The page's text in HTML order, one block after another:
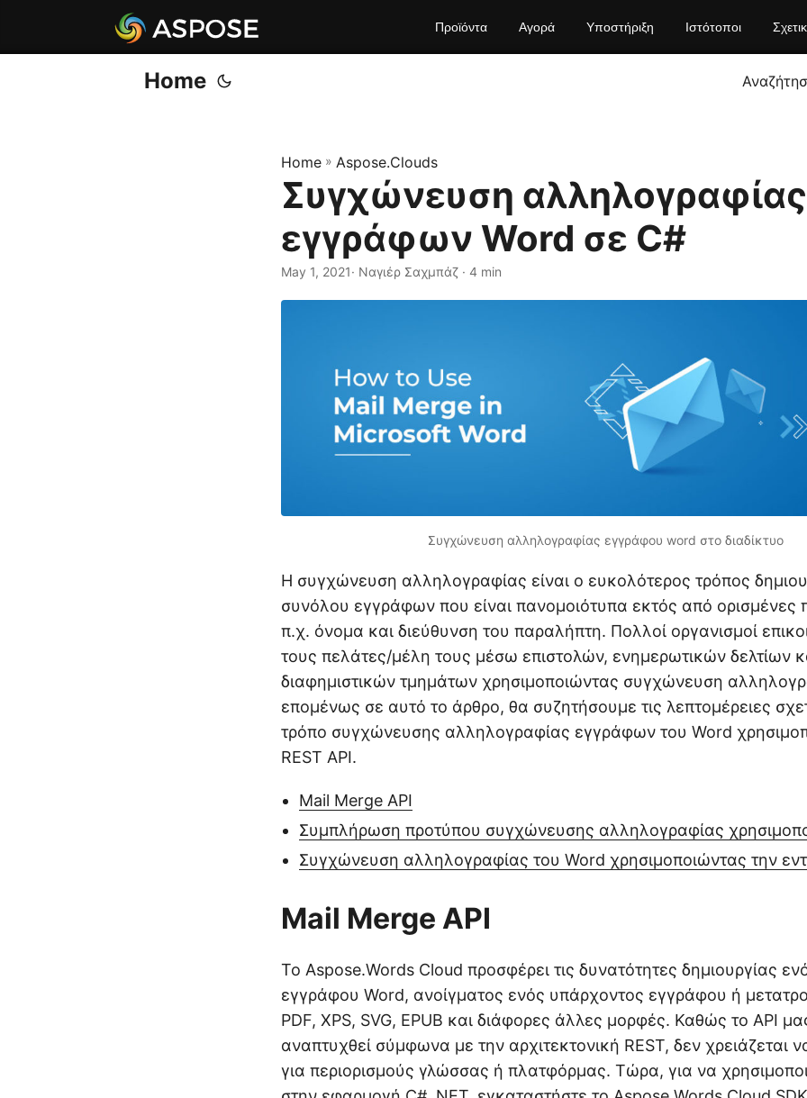
Προϊόντα Αγορά Υποστήριξη Ιστότοποι
Home
Home » Aspose.Clouds
Συγχώνευση αλληλογραφίας
εγγράφων Word σε C#
May 1, 2021· Ναγιέρ Σαχμπάζ · 4 min
Συγχώνευση αλληλογραφίας εγγράφου word στο διαδίκτυο
Η συγχώνευση αλληλογραφίας είναι ο ευκολότερος τρόπος
συνόλου εγγράφων που είναι πανομοιότυπα εκτός από ορισμένες
π.χ. όνομα και διεύθυνση του παραλήπτη. Πολλοί οργανισμοί
τους πελάτες/μέλη τους μέσω επιστολών, ενημερωτικών δελτίων
διαφημιστικών τμημάτων χρησιμοποιώντας συγχώνευση
επομένως σε αυτό το άρθρο, θα συζητήσουμε τις λεπτομέρειες
τρόπο συγχώνευσης αλληλογραφίας εγγράφων του Word
REST API.
Mail Merge API
Συμπλήρωση προτύπου συγχώνευσης αλληλογραφίας
Συγχώνευση αλληλογραφίας του Word χρησιμοποιώντας την
Mail Merge API
Το Aspose.Words Cloud προσφέρει τις δυνατότητες δημιουργίας
εγγράφου Word, ανοίγματος ενός υπάρχοντος εγγράφου ή
PDF, XPS, SVG, EPUB και διάφορες άλλες μορφές. Καθώς το API
αναπτυχθεί σύμφωνα με την αρχιτεκτονική REST, δεν χρειάζεται
για περιορισμούς γλώσσας ή πλατφόρμας. Τώρα, για να